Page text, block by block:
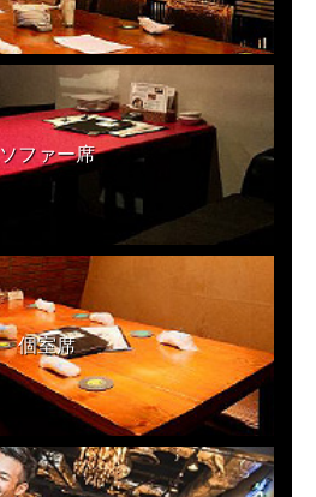
ソファー席
個室席